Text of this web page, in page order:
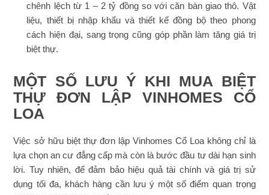
chênh lệch từ 1 – 2 tỷ đồng so với căn bàn giao thô. Vật
liệu, thiết bị nhập khẩu và thiết kế đồng bộ theo phong
cách hiện đại, sang trọng cũng góp phần làm tăng giá trị
biệt thự.
MỘT SỐ LƯU Ý KHI MUA BIỆT
THỰ ĐƠN LẬP VINHOMES CỔ
LOA
Việc sở hữu biệt thự đơn lập Vinhomes Cổ Loa không chỉ là
lựa chọn an cư đẳng cấp mà còn là bước đầu tư dài hạn sinh
lời. Tuy nhiên, để đảm bảo hiệu quả tài chính và giá trị sử
dụng tối đa, khách hàng cần lưu ý một số điểm quan trọng